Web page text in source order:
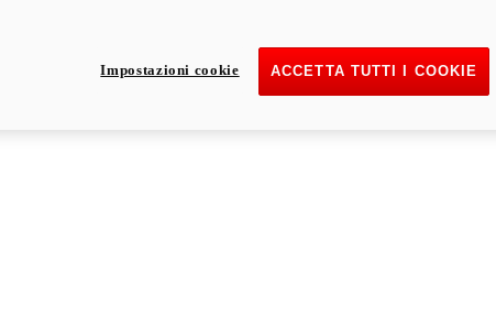
ACCETTA TUTTI I COOKIE
Impostazioni cookie